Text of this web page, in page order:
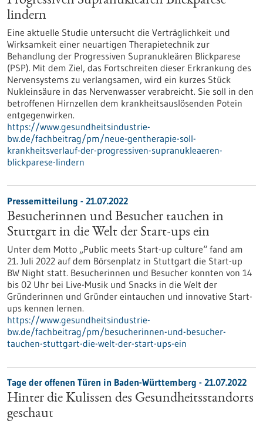
lindern
Eine aktuelle Studie untersucht die Verträglichkeit und
Wirksamkeit einer neuartigen Therapietechnik zur
Behandlung der Progressiven Supranukleären Blickparese
(PSP). Mit dem Ziel, das Fortschreiten dieser Erkrankung des
Nervensystems zu verlangsamen, wird ein kurzes Stück
Nukleinsäure in das Nervenwasser verabreicht. Sie soll in den
betroffenen Hirnzellen dem krankheitsauslösenden Potein
entgegenwirken.
https://www.gesundheitsindustrie-
bw.de/fachbeitrag/pm/neue-gentherapie-soll-
krankheitsverlauf-der-progressiven-supranukleaeren-
blickparese-lindern
Pressemitteilung - 21.07.2022
Besucherinnen und Besucher tauchen in
Stuttgart in die Welt der Start-ups ein
Unter dem Motto „Public meets Start-up culture“ fand am
21. Juli 2022 auf dem Börsenplatz in Stuttgart die Start-up
BW Night statt. Besucherinnen und Besucher konnten von 14
bis 02 Uhr bei Live-Musik und Snacks in die Welt der
Gründerinnen und Gründer eintauchen und innovative Start-
ups kennen lernen.
https://www.gesundheitsindustrie-
bw.de/fachbeitrag/pm/besucherinnen-und-besucher-
tauchen-stuttgart-die-welt-der-start-ups-ein
Tage der offenen Türen in Baden-Württemberg - 21.07.2022
Hinter die Kulissen des Gesundheitsstandorts
geschaut